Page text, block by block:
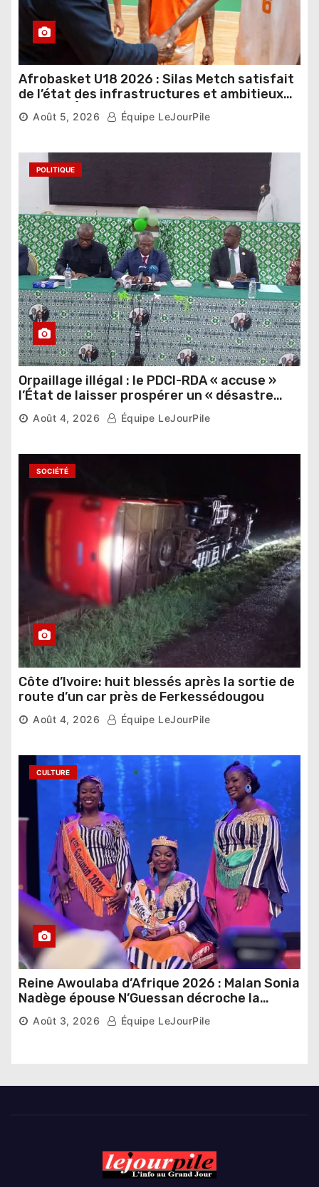
Afrobasket U18 2026 : Silas Metch satisfait
de l’état des infrastructures et ambitieux
pour les Éléphants
Août 5, 2026 Équipe LeJourPile
POLITIQUE
Orpaillage illégal : le PDCI-RDA « accuse »
l’État de laisser prospérer un « désastre
national »
Août 4, 2026 Équipe LeJourPile
SOCIÉTÉ
Côte d’Ivoire: huit blessés après la sortie de
route d’un car près de Ferkessédougou
Août 4, 2026 Équipe LeJourPile
CULTURE
Reine Awoulaba d’Afrique 2026 : Malan Sonia
Nadège épouse N’Guessan décroche la
couronne
Août 3, 2026 Équipe LeJourPile